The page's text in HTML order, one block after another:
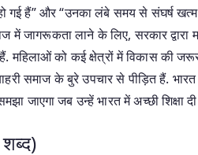
गई हैं” और “उनका लंबे समय से संघर्ष
में जागरूकता लाने के लिए, सरकार द्वारा
हैं. महिलाओं को कई क्षेत्रों में विकास की
समाज के बुरे उपचार से पीड़ित हैं.
जाएगा जब उन्हें भारत में अच्छी शिक्षा